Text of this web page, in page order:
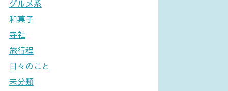
グルメ系
和菓子
寺社
旅行程
日々のこと
未分類